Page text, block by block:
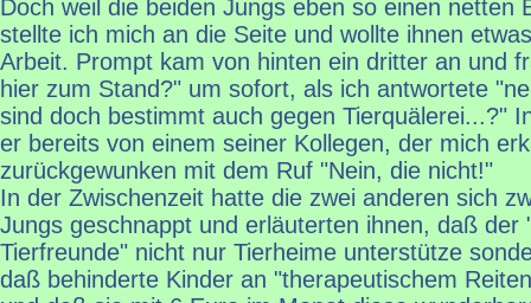
Doch weil die beiden Jungs eben so einen netten
stellte ich mich an die Seite und wollte ihnen
Arbeit. Prompt kam von hinten ein dritter an und
hier zum Stand?" um sofort, als ich antwortete
sind doch bestimmt auch gegen Tierquälerei...?"
er bereits von einem seiner Kollegen, der mich
zurückgewunken mit dem Ruf "Nein, die nicht!"
In der Zwischenzeit hatte die zwei anderen sich
Jungs geschnappt und erläuterten ihnen, daß der
Tierfreunde" nicht nur Tierheime unterstütze
daß behinderte Kinder an "therapeutischem